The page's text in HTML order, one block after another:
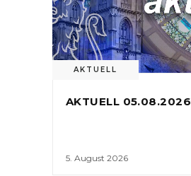
AKTUELL
AKTUELL 05.08.2026
5. August 2026